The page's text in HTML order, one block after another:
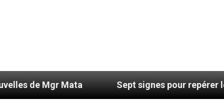
Mata Sept signes pour repérer les dérives